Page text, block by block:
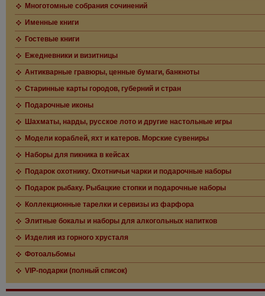
Многотомные собрания сочинений
Именные книги
Гостевые книги
Ежедневники и визитницы
Антикварные гравюры, ценные бумаги, банкноты
Старинные карты городов, губерний и стран
Подарочные иконы
Шахматы, нарды, русское лото и другие настольные игры
Модели кораблей, яхт и катеров. Морские сувениры
Наборы для пикника в кейсах
Подарок охотнику. Охотничьи чарки и подарочные наборы
Подарок рыбаку. Рыбацкие стопки и подарочные наборы
Коллекционные тарелки и сервизы из фарфора
Элитные бокалы и наборы для алкогольных напитков
Изделия из горного хрусталя
Фотоальбомы
VIP-подарки (полный список)